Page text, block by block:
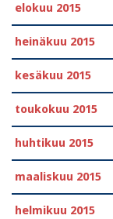
elokuu 2015
heinäkuu 2015
kesäkuu 2015
toukokuu 2015
huhtikuu 2015
maaliskuu 2015
helmikuu 2015